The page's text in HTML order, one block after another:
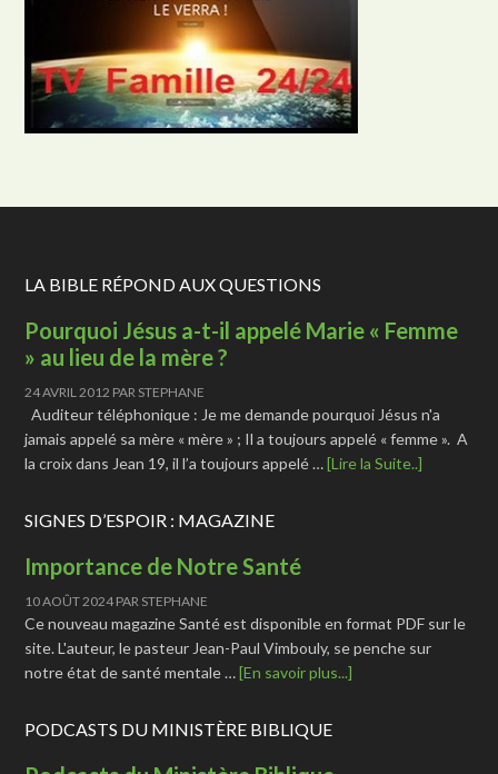
LA BIBLE RÉPOND AUX QUESTIONS
Pourquoi Jésus a-t-il appelé Marie « Femme
» au lieu de la mère ?
24 AVRIL 2012 PAR STEPHANE
Auditeur téléphonique : Je me demande pourquoi Jésus n'a
jamais appelé sa mère « mère » ; Il a toujours appelé « femme ». A
la croix dans Jean 19, il l’a toujours appelé …[Lire la Suite..]
SIGNES D’ESPOIR : MAGAZINE
Importance de Notre Santé
10 AOÛT 2024PAR STEPHANE
Ce nouveau magazine Santé est disponible en format PDF sur le
site. L'auteur, le pasteur Jean-Paul Vimbouly, se penche sur
notre état de santé mentale …[En savoir plus...]
PODCASTS DU MINISTÈRE BIBLIQUE